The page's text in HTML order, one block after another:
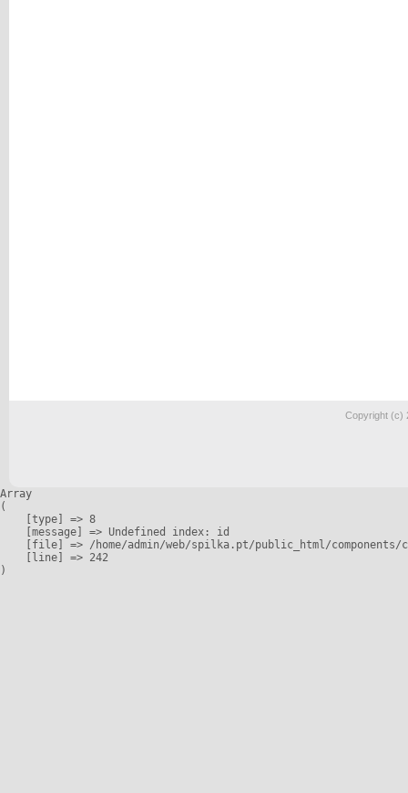
Copyright (c)
Array
(
    [type] => 8
    [message] => Undefined index: id
[file] => /home/admin/web/spilka.pt/public_html/
    [line] => 242